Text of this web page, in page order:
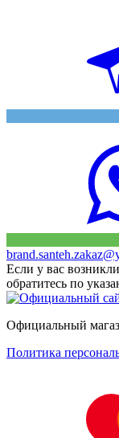
Если у вас
обратитесь по
Официальный
Политика